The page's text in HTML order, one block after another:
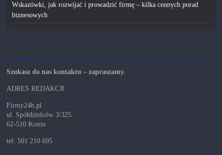
Wskazówki, jak rozwijać i prowadzić firmę – kilka cennych porad
biznesowych
Szukasz do nas kontaktu – zapraszamy.
ADRES REDAKCJI:
Firmy24h.pl
ul. Spółdzielców 3/325
62-510 Konin
tel: 501 210 695